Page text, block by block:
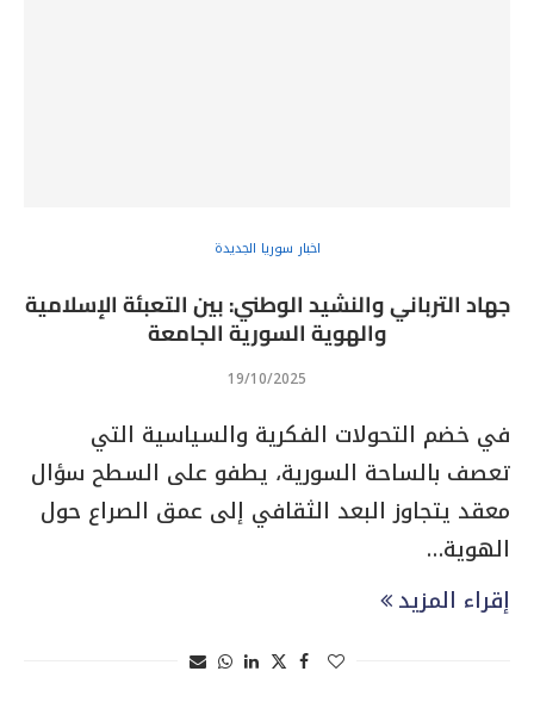
اخبار سوريا الجديدة
جهاد الترباني والنشيد الوطني: بين التعبئة الإسلامية
والهوية السورية الجامعة
19/10/2025
في خضم التحولات الفكرية والسياسية التي
تعصف بالساحة السورية، يطفو على السطح سؤال
معقد يتجاوز البعد الثقافي إلى عمق الصراع حول
الهوية…
إقراء المزيد